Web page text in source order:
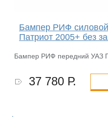
Бампер РИФ
Патриот 2005+ без
Бампер РИФ передний УАЗ
37 780 Р.